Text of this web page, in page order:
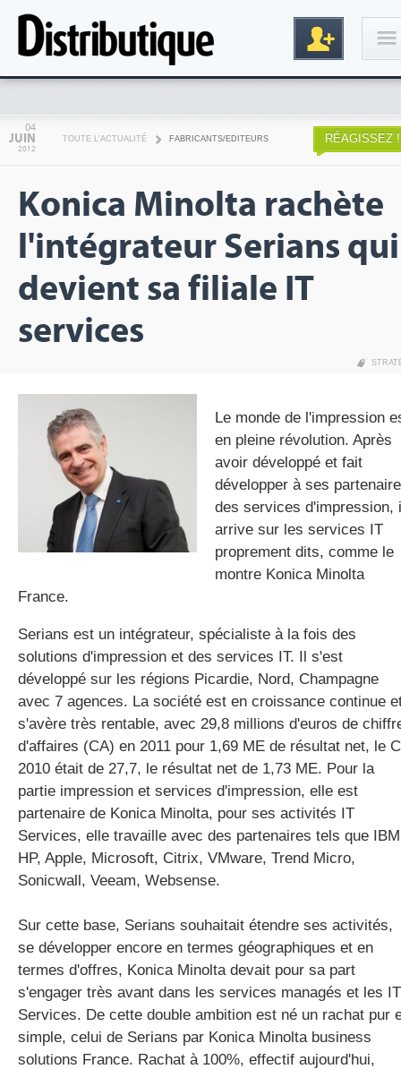
gratuite
04
JUIN
2012
TOUTE L'ACTUALITÉ FABRICANTS/EDITEURS RÉAGISSEZ !
Konica Minolta rachète
l'intégrateur Serians qui
devient sa filiale IT
services
Le monde de l'impression
en pleine révolution. Après
avoir développé et fait
développer à ses
des services d'impression,
arrive sur les services IT
proprement dits, comme le
montre Konica Minolta
France.
Serians est un intégrateur, spécialiste à la fois des
solutions d'impression et des services IT. Il s'est
développé sur les régions Picardie, Nord, Champagne
avec 7 agences. La société est en croissance continue
s'avère très rentable, avec 29,8 millions d'euros de
d'affaires (CA) en 2011 pour 1,69 ME de résultat net, le
2010 était de 27,7, le résultat net de 1,73 ME. Pour la
partie impression et services d'impression, elle est
partenaire de Konica Minolta, pour ses activités IT
Services, elle travaille avec des partenaires tels que
HP, Apple, Microsoft, Citrix, VMware, Trend Micro,
Sonicwall, Veeam, Websense.
Sur cette base, Serians souhaitait étendre ses activités,
se développer encore en termes géographiques et en
termes d'offres, Konica Minolta devait pour sa part
s'engager très avant dans les services managés et les IT
Services. De cette double ambition est né un rachat pur
simple, celui de Serians par Konica Minolta business
solutions France. Rachat à 100%, effectif aujourd'hui,